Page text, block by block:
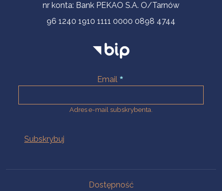
nr konta: Bank PEKAO S.A. O/Tarnów
96 1240 1910 1111 0000 0898 4744
Email
Adres e-mail subskrybenta.
Dostępność